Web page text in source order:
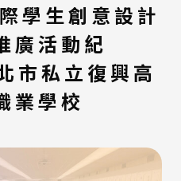
學生創意設計
廣活動紀
私立復興高
業學校